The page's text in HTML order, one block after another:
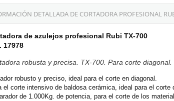
DETALLADA DE CORTADORA PROFESIONAL
de azulejos profesional Rubi TX-700
17978
robusta y precisa. TX-700. Para corte diagonal.
robusto y preciso, ideal para el corte en diagonal.
el corte intensivo de baldosa cerámica, ideal para el
de 1.000Kg. de potencia, para el corte de los